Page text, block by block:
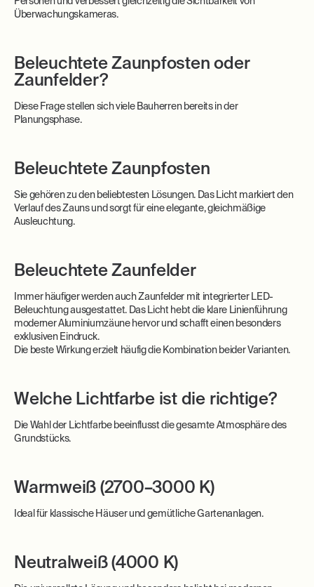
Überwachungskameras.
Beleuchtete Zaunpfosten oder
Zaunfelder?
Diese Frage stellen sich viele Bauherren bereits in der
Planungsphase.
Beleuchtete Zaunpfosten
Sie gehören zu den beliebtesten Lösungen. Das Licht markiert den
Verlauf des Zauns und sorgt für eine elegante, gleichmäßige
Ausleuchtung.
Beleuchtete Zaunfelder
Immer häufiger werden auch Zaunfelder mit integrierter LED-
Beleuchtung ausgestattet. Das Licht hebt die klare Linienführung
moderner Aluminiumzäune hervor und schafft einen besonders
exklusiven Eindruck.
Die beste Wirkung erzielt häufig die Kombination beider Varianten.
Welche Lichtfarbe ist die richtige?
Die Wahl der Lichtfarbe beeinflusst die gesamte Atmosphäre des
Grundstücks.
Warmweiß (2700–3000 K)
Ideal für klassische Häuser und gemütliche Gartenanlagen.
Neutralweiß (4000 K)